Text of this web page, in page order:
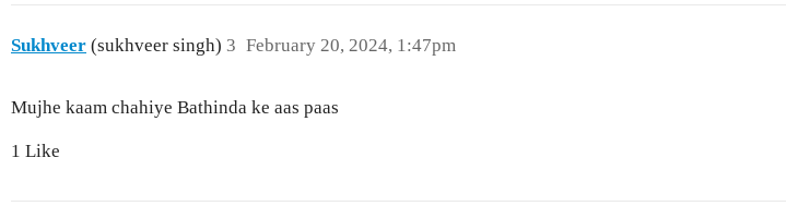
Sukhveer (sukhveer singh) February 20, 2024, 1:47pm
3
Mujhe kaam chahiye Bathinda ke aas paas
1 Like